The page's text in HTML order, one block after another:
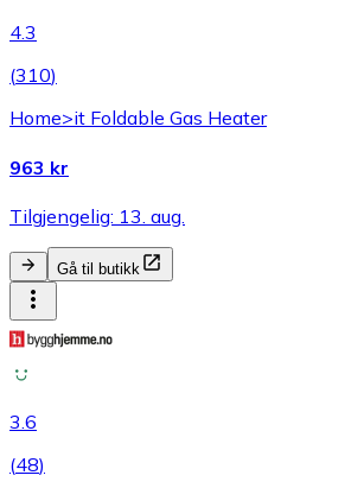
4.3
(310)
Home>it Foldable Gas Heater
963 kr
Tilgjengelig: 13. aug.
Gå til butikk
3.6
(48)